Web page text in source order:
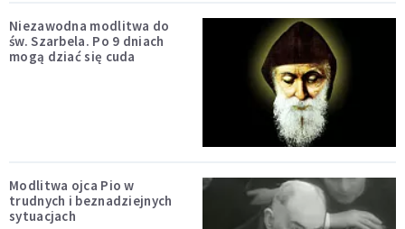
Niezawodna modlitwa do
św. Szarbela. Po 9 dniach
mogą dziać się cuda
Modlitwa ojca Pio w
trudnych i beznadziejnych
sytuacjach